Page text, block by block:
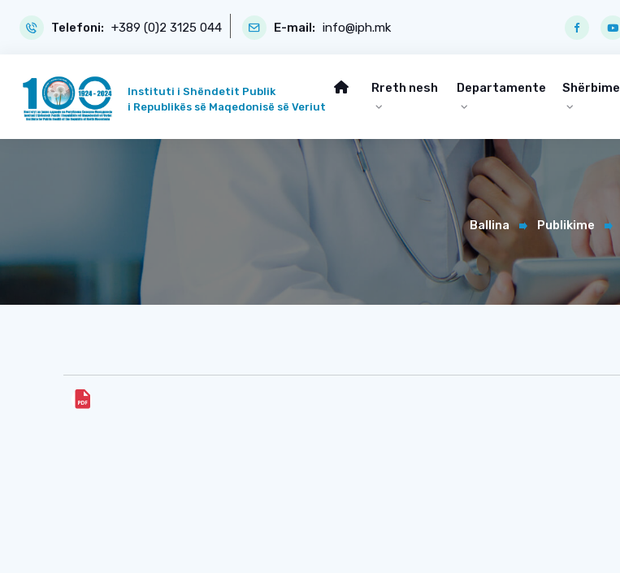
Telefoni: +389 (0)2 3125 044 E-mail: info@iph.mk
Instituti i Shëndetit Publik
i Republikës së Maqedonisë së Veriut
Rreth nesh Departamente Shërbime
Ballina Publikime